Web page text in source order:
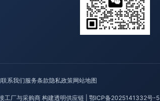
联系我们服务条款隐私政策网站地图
厂与采购商 构建透明供应链 | 鄂ICP备2025141332号-5